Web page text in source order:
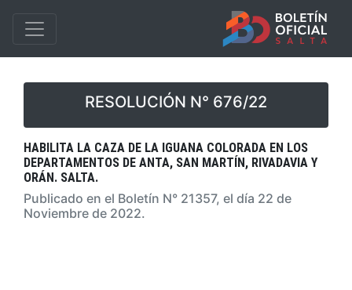
RESOLUCIÓN N° 676/22
HABILITA LA CAZA DE LA IGUANA COLORADA EN LOS
DEPARTAMENTOS DE ANTA, SAN MARTÍN, RIVADAVIA Y
ORÁN. SALTA.
Publicado en el Boletín N° 21357, el día 22 de
Noviembre de 2022.